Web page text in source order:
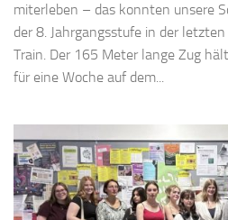
miterleben – das konnten unsere
der 8. Jahrgangsstufe in der
Train. Der 165 Meter lange Zug
für eine Woche auf dem...